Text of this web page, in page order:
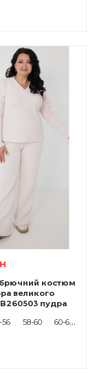
костюм
великого
пудра
58-60 60-62